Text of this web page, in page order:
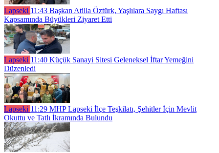
Lapseki 11:43 Başkan Atilla Öztürk, Yaşlılara Saygı Haftası
Kapsamında Büyükleri Ziyaret Etti
Lapseki 11:40 Küçük Sanayi Sitesi Geleneksel İftar Yemeğini
Düzenledi
Lapseki 11:29 MHP Lapseki İlçe Teşkilatı, Şehitler İçin Mevlit
Okuttu ve Tatlı İkramında Bulundu